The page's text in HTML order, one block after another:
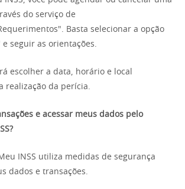
do serviço de
Basta selecionar a opção
seguir as orientações.
escolher a data, horário e local
realização da perícia.
e acessar meus dados pelo
INSS utiliza medidas de segurança
dados e transações.